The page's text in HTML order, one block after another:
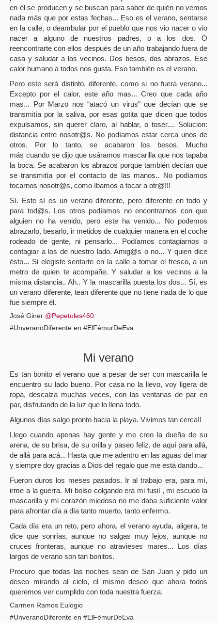
en él se producen y se buscan para saber de quién no vemos
nada más que por estas fechas... Eso es el verano, sentarse
en la calle, o deambular por el pueblo que nos vio nacer o vio
nacer a alguno de nuestros padres, o a los dos. O
reencontrarte con ellos después de un año trabajando fuera de
casa y saludar a los vecinos. Dos besos, dos abrazos. Ese
calor humano a todos nos gusta. Eso también es el verano.
Pero este será distinto, diferente, como si no fuera verano...
Excepto por el calor, este año mas... Creo que cada año
mas... Por Marzo nos “atacó un virus" que decían que se
transmitía por la saliva, por esas gotita que dicen que todos
expulsamos, sin querer claro, al hablar, o toser.... Solucion:
distancia entre nosotr@s. No podíamos estar cerca unos de
otros. Por lo tanto, se acabaron los besos. Mucho
más cuando se dijo que usáramos mascarilla que nos tapaba
la boca. Se acabaron los abrazos porque también decían que
se transmitía por el contacto de las manos.. No podíamos
tocarnos nosotr@s, como íbamos a tocar a otr@!!!
Sí. Este sí es un verano diferente, pero diferente en todo y
para tod@s. Los otros podíamos no encontrarnos con que
alguien no ha venido, pero este ha venido... No podemos
abrazarlo, besarlo, ir metidos de cualquier manera en el coche
rodeado de gente, ni pensarlo... Podíamos contagiarnos o
contagiar a los de nuestro lado. Amig@s o no... Y quien dice
ésto... Si elegiste sentarte en la calle a tomar el fresco, a un
metro de quien te acompañe. Y saludar a los vecinos a la
misma distancia.. Ah.. Y la mascarilla puesta los dos... Sí, es
un verano diferente, tean diferente que no tiene nada de lo que
fue siempre él.
José Giner @Pepetoles460
#UnveranoDiferente en #ElFémurDeEva
Mi verano
Es tan bonito el verano que a pesar de ser con mascarilla le
encuentro su lado bueno. Por casa no la llevo, voy ligera de
ropa, descalza muchas veces, con las ventanas de par en
par, disfrutando de la luz que lo llena todo.
Algunos días salgo pronto hacia la playa. Vivimos tan cerca!!
Llego cuando apenas hay gente y me creo la dueña de su
arena, de su brisa, de su orilla y paseo feliz, de aquí para allá,
de allá para acá... Hasta que me adentro en las aguas del mar
y siempre doy gracias a Dios del regalo que me está dando...
Fueron duros los meses pasados. Ir al trabajo era, para mí,
irme a la guerra. Mi bolso colgando era mi fusil , mi escudo la
mascarilla y mi corazón miedoso no me daba suficiente valor
para afrontar día a día tanto muerto, tanto enfermo.
Cada día era un reto, pero ahora, el verano ayuda, aligera, te
dice que sonrías, aunque no salgas muy lejos, aunque no
cruces fronteras, aunque no atravieses mares... Los días
largos de verano son tan bonitos.
Procuro que todas las noches sean de San Juan y pido un
deseo mirando al cielo, el mismo deseo que ahora todos
queremos ver cumplido con toda nuestra fuerza.
Carmen Ramos Eulogio
#UnveranoDiferente en #ElFémurDeEva